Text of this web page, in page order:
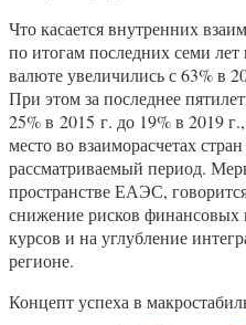
Что касается внутренних
по итогам последних семи
валюте увеличились с 63% в
При этом за последнее
25% в 2015 г. до 19% в 2019
место во взаиморасчетах
рассматриваемый период.
пространстве ЕАЭС,
снижение рисков финансовых
курсов и на углубление
регионе.
Концепт успеха в